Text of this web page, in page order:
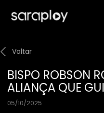
Voltar
BISPO ROBSON
ALIANÇA QUE
05/10/2025